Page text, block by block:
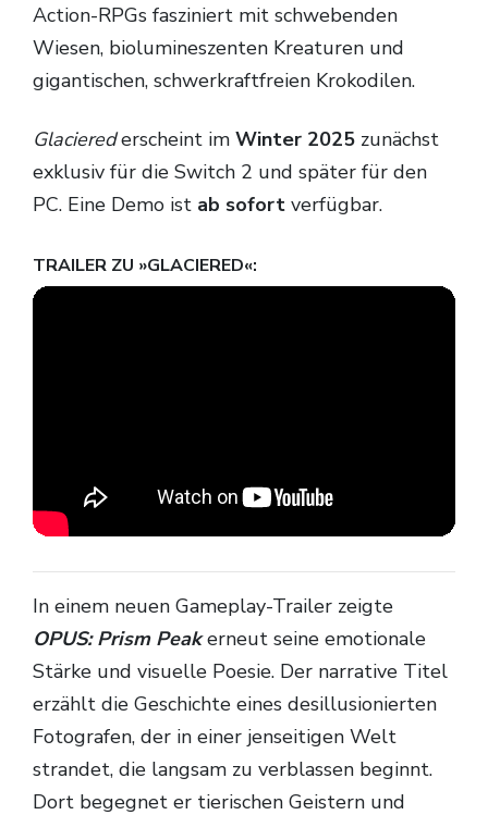
Action-RPGs fasziniert mit schwebenden
Wiesen, biolumineszenten Kreaturen und
gigantischen, schwerkraftfreien Krokodilen.
Glacierederscheint im Winter 2025 zunächst
exklusiv für die Switch 2 und später für den
PC. Eine Demo ist ab sofort verfügbar.
TRAILER ZU »GLACIERED«:
In einem neuen Gameplay-Trailer zeigte
OPUS: Prism Peakerneut seine emotionale
Stärke und visuelle Poesie. Der narrative Titel
erzählt die Geschichte eines desillusionierten
Fotografen, der in einer jenseitigen Welt
strandet, die langsam zu verblassen beginnt.
Dort begegnet er tierischen Geistern und